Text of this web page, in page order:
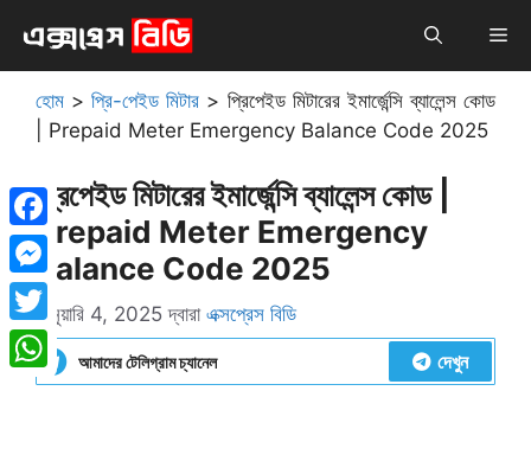
লেখায়
যান
মেনু
Facebook
Messenger
Twitter
WhatsApp
হোম >প্রি-পেইড মিটার > প্রিপেইড মিটারের ইমার্জেন্সি ব্যালেন্স কোড
| Prepaid Meter Emergency Balance Code 2025
প্রিপেইড মিটারের ইমার্জেন্সি ব্যালেন্স কোড |
Prepaid Meter Emergency
Balance Code 2025
জানুয়ারি 4, 2025 দ্বারা এক্সপ্রেস বিডি
আমাদের টেলিগ্রাম চ্যানেল দেখুন